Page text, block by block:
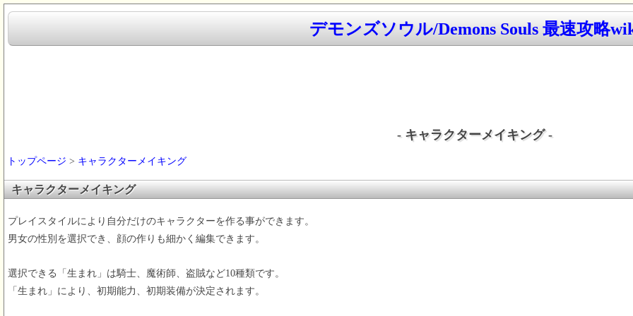
デモンズソウル/Demons Souls 最速攻略
- キャラクターメイキング -
トップページ > キャラクターメイキング
キャラクターメイキング
プレイスタイルにより自分だけのキャラクターを作る事ができます。
男女の性別を選択でき、顔の作りも細かく編集できます。
選択できる「生まれ」は騎士、魔術師、盗賊など10種類です。
「生まれ」により、初期能力、初期装備が決定されます。